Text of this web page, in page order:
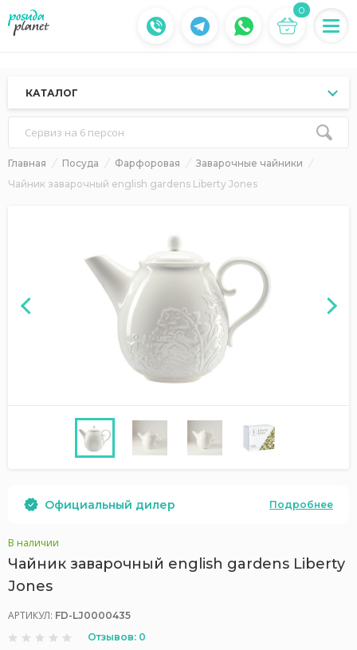
0
КАТАЛОГ
Сервиз на 6 персон
Главная Посуда Фарфоровая
Заварочные чайники
Чайник заварочный english gardens Liberty Jones
Официальный дилер Подробнее
В наличии
Чайник заварочный english gardens Liberty
Jones
АРТИКУЛ: FD-LJ0000435
Отзывов: 0